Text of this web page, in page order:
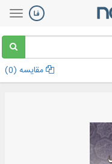
مقایسه (0
)